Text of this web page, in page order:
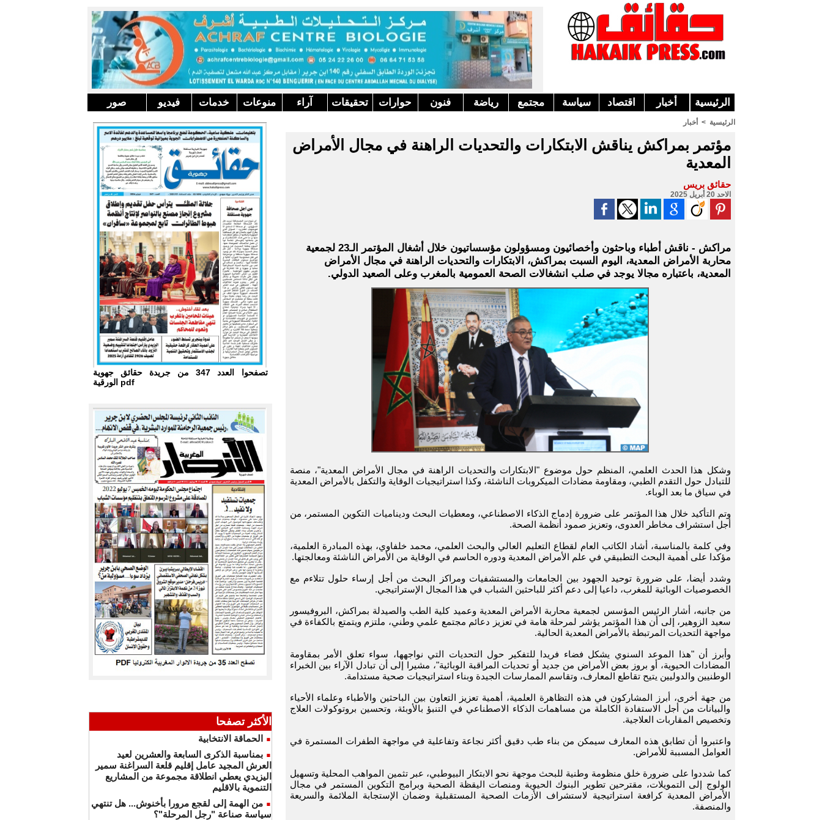
الرئيسية أخبار اقتصاد سياسة مجتمع رياضة فنون حوارات تحقيقات آراء منوعات خدمات فيديو صور
تصفحوا العدد 347 من جريدة حقائق جهوية
الورقية pdf
الأكثر تصفحا
الحماقة الانتخابية
بمناسبة الذكرى السابعة والعشرين لعيد
العرش المجيد عامل إقليم قلعة السراغنة سمير
اليزيدي يعطي انطلاقة مجموعة من المشاريع
التنموية بالاقليم
من الهمة إلى لقجع مرورا بأخنوش... هل تنتهي
سياسة صناعة "رجل المرحلة"؟
الرئيسية > أخبار
مؤتمر بمراكش يناقش الابتكارات والتحديات الراهنة في مجال الأمراض
المعدية
حقائق بريس
الاحد 20 أبريل 2025
مراكش - ناقش أطباء وباحثون وأخصائيون ومسؤولون مؤسساتيون خلال أشغال المؤتمر الـ23 لجمعية
محاربة الأمراض المعدية، اليوم السبت بمراكش، الابتكارات والتحديات الراهنة في مجال الأمراض
المعدية، باعتباره مجالا يوجد في صلب انشغالات الصحة العمومية بالمغرب وعلى الصعيد الدولي.
وشكل هذا الحدث العلمي، المنظم حول موضوع "الابتكارات والتحديات الراهنة في مجال الأمراض المعدية"، منصة
للتبادل حول التقدم الطبي، ومقاومة مضادات الميكروبات الناشئة، وكذا استراتيجيات الوقاية والتكفل بالأمراض المعدية
في سياق ما بعد الوباء.
وتم التأكيد خلال هذا المؤتمر على ضرورة إدماج الذكاء الاصطناعي، ومعطيات البحث وديناميات التكوين المستمر، من
أجل استشراف مخاطر العدوى، وتعزيز صمود أنظمة الصحة.
وفي كلمة بالمناسبة، أشاد الكاتب العام لقطاع التعليم العالي والبحث العلمي، محمد خلفاوي، بهذه المبادرة العلمية،
مؤكدا على أهمية البحث التطبيقي في علم الأمراض المعدية ودوره الحاسم في الوقاية من الأمراض الناشئة ومعالجتها.
وشدد أيضا، على ضرورة توحيد الجهود بين الجامعات والمستشفيات ومراكز البحث من أجل إرساء حلول تتلاءم مع
الخصوصيات الوبائية للمغرب، داعيا إلى دعم أكثر للباحثين الشباب في هذا المجال الإستراتيجي.
من جانبه، أشار الرئيس المؤسس لجمعية محاربة الأمراض المعدية وعميد كلية الطب والصيدلة بمراكش، البروفيسور
سعيد الزوهير، إلى أن هذا المؤتمر يؤشر لمرحلة هامة في تعزيز دعائم مجتمع علمي وطني، ملتزم ويتمتع بالكفاءة في
مواجهة التحديات المرتبطة بالأمراض المعدية الحالية.
وأبرز أن "هذا الموعد السنوي يشكل فضاء فريدا للتفكير حول التحديات التي نواجهها، سواء تعلق الأمر بمقاومة
المضادات الحيوية، أو بروز بعض الأمراض من جديد أو تحديات المراقبة الوبائية"، مشيرا إلى أن تبادل الآراء بين الخبراء
الوطنيين والدوليين يتيح تقاطع المعارف، وتقاسم الممارسات الجيدة وبناء استراتيجيات صحية مستدامة.
من جهة أخرى، أبرز المشاركون في هذه التظاهرة العلمية، أهمية تعزيز التعاون بين الباحثين والأطباء وعلماء الأحياء
والبيانات من أجل الاستفادة الكاملة من مساهمات الذكاء الاصطناعي في التنبؤ بالأوبئة، وتحسين بروتوكولات العلاج
وتخصيص المقاربات العلاجية.
واعتبروا أن تطابق هذه المعارف سيمكن من بناء طب دقيق أكثر نجاعة وتفاعلية في مواجهة الطفرات المستمرة في
العوامل المسببة للأمراض.
كما شددوا على ضرورة خلق منظومة وطنية للبحث موجهة نحو الابتكار البيوطبي، عبر تثمين المواهب المحلية وتسهيل
الولوج إلى التمويلات، مقترحين تطوير البنوك الحيوية ومنصات اليقظة الصحية وبرامج التكوين المستمر في مجال
الأمراض المعدية كرافعة استراتيجية لاستشراف الأزمات الصحية المستقبلية وضمان الإستجابة الملائمة والسريعة
والمنصفة.